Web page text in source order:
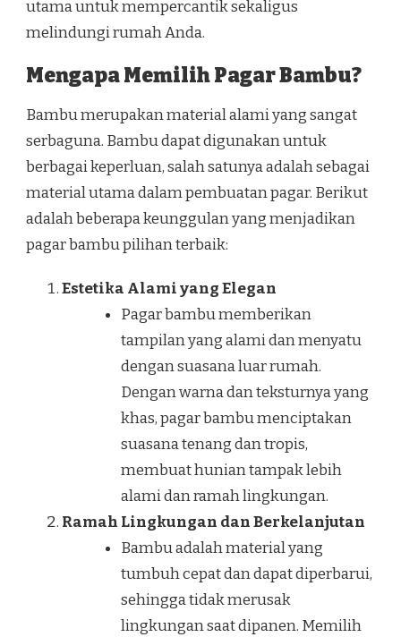
utama untuk mempercantik sekaligus
melindungi rumah Anda.
Mengapa Memilih Pagar Bambu?
Bambu merupakan material alami yang sangat
serbaguna. Bambu dapat digunakan untuk
berbagai keperluan, salah satunya adalah sebagai
material utama dalam pembuatan pagar. Berikut
adalah beberapa keunggulan yang menjadikan
pagar bambu pilihan terbaik:
Estetika Alami yang Elegan
Pagar bambu memberikan
tampilan yang alami dan menyatu
dengan suasana luar rumah.
Dengan warna dan teksturnya yang
khas, pagar bambu menciptakan
suasana tenang dan tropis,
membuat hunian tampak lebih
alami dan ramah lingkungan.
Ramah Lingkungan dan Berkelanjutan
Bambu adalah material yang
tumbuh cepat dan dapat diperbarui,
sehingga tidak merusak
lingkungan saat dipanen. Memilih